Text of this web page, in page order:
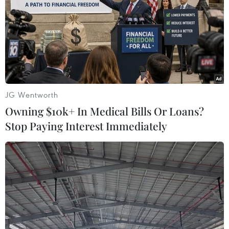
đòi bồi thường thêm
26/12/2014 12:30
Đoàn công tác cưỡng chế tỉnh Bình Dương tiếp tục có
buổi làm việc với Công ty Vĩnh Phát xung quanh việc
chậm bàn giao mặt bằng cho dự án Metro số 1.
JG Wentworth
Owning $10k+ In Medical Bills Or Loans?
Stop Paying Interest Immediately